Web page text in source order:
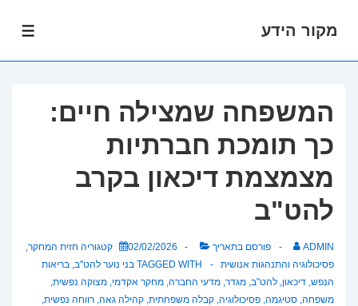
מקור הידע
המשפחה שמצילה חיים:
כך תומכת חברתיות
מצמצמת דיכאון בקרב
להט"ב
ADMIN פורסם בתאריך 02/02/2026 קטגוריה חזית המחקר,
פסיכולוגיה והתנהגות אנושית
TAGGED WITH בני נוער להט"ב, בריאות
הנפש, דיכאון, להט"ב, מגדר, מדעי החברה, מחקר אקדמי, מצוקה נפשית,
משפחה, סטיגמה, פסיכולוגיה, קבלה משפחתית, קהילה גאה, רווחה נפשית,